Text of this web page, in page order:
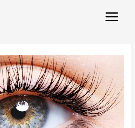
Main